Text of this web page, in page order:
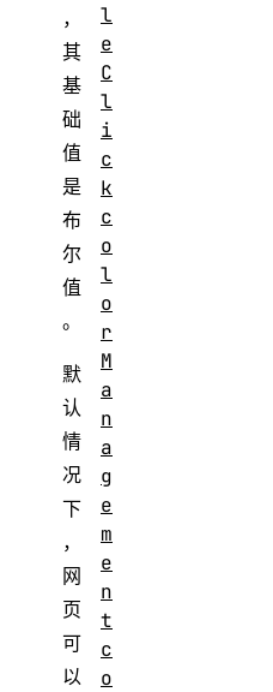
，
其
基
础
值
是
布
尔
值
。
默
认
情
况
下
，
网
页
可
以
l
e
C
l
i
c
k
c
o
l
o
r
M
a
n
a
g
e
m
e
n
t
c
o